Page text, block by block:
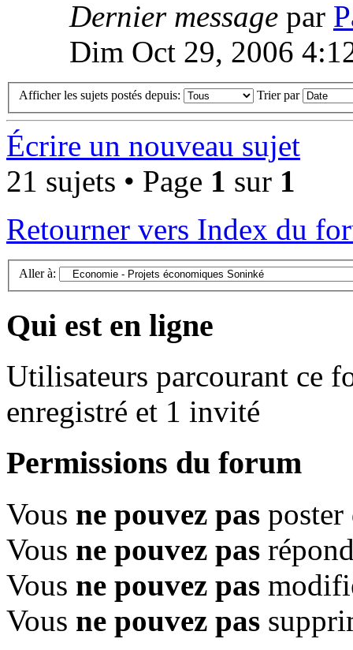
Dernier message par
Dim Oct 29, 2006
Afficher les sujets postés depuis: Trier par
Écrire un nouveau sujet
21 sujets • Page 1 sur 1
Retourner vers Index du
Aller à:
Qui est en ligne
Utilisateurs parcourant ce
enregistré et 1 invité
Permissions du forum
Vous ne pouvez pas poster
Vous ne pouvez pas
Vous ne pouvez pas
Vous ne pouvez pas